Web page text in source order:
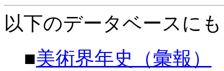
以下のデータベースに
■美術界年史（彙報）